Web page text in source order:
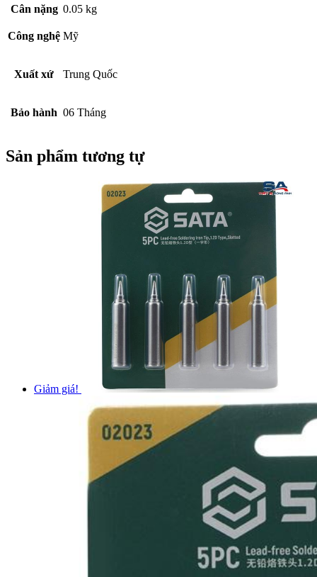
Cân nặng 0.05 kg
Công nghệ Mỹ
Xuất xứ Trung Quốc
Bảo hành 06 Tháng
Sản phẩm tương tự
Giảm giá!